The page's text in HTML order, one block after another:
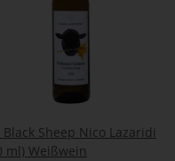
Black Sheep Nico Lazaridi
ml) Weißwein